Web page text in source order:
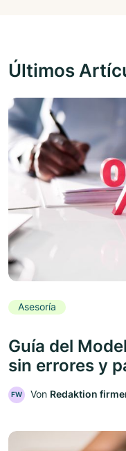
Últimos
Asesoría
Guía del
sin errores y
FW Von Redaktion